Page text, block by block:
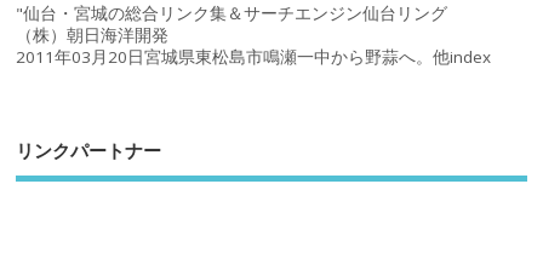
"仙台・宮城の総合リンク集＆サーチエンジン仙台リング
（株）朝日海洋開発
2011年03月20日宮城県東松島市鳴瀬一中から野蒜へ。他index
リンクパートナー